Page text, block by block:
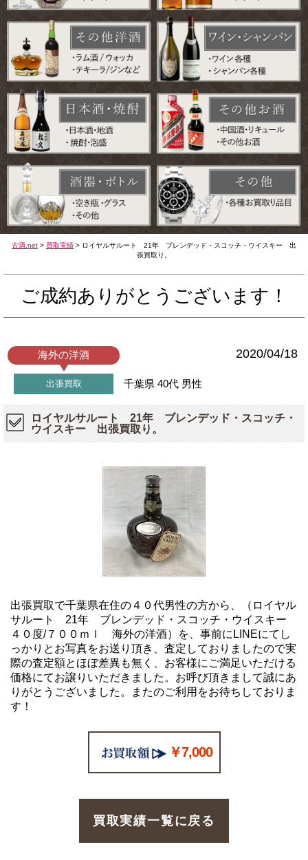
古酒.net > 買取実績 > ロイヤルサルート 21年 ブレンデッド・スコッチ・ウイスキー 出
張買取り。
ご成約ありがとうございます！
海外の洋酒 2020/04/18
出張買取 千葉県 40代 男性
ロイヤルサルート 21年 ブレンデッド・スコッチ・
ウイスキー 出張買取り。
出張買取で千葉県在住の４０代男性の方から、（ロイヤル
サルート 21年 ブレンデッド・スコッチ・ウイスキー
４０度/７００ｍｌ 海外の洋酒）を、事前にLINEにてし
っかりとお写真をお送り頂き、査定しておりましたので実
際の査定額とほぼ差異も無く、お客様にご満足いただける
価格にてお譲りいただきました。お呼び頂きまして誠にあ
りがとうございました。またのご利用をお待ちしておりま
す！
￥7,000
買取実績一覧に戻る